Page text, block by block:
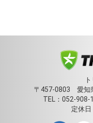
〒457-0803 愛知
TEL：052-
定休